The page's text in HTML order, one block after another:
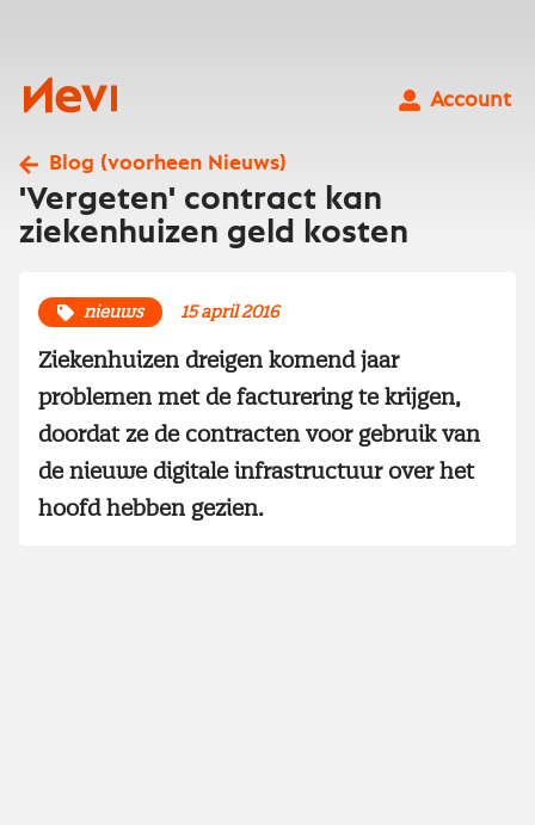
Nevi
Account
Blog (voorheen Nieuws)
'Vergeten' contract kan
ziekenhuizen geld kosten
nieuws 15 april 2016
Ziekenhuizen dreigen komend jaar
problemen met de facturering te krijgen,
doordat ze de contracten voor gebruik van
de nieuwe digitale infrastructuur over het
hoofd hebben gezien.